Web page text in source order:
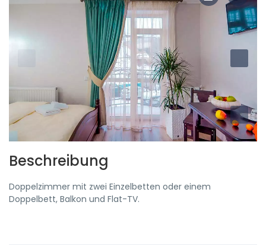
Beschreibung
Doppelzimmer mit zwei Einzelbetten oder einem
Doppelbett, Balkon und Flat-TV.